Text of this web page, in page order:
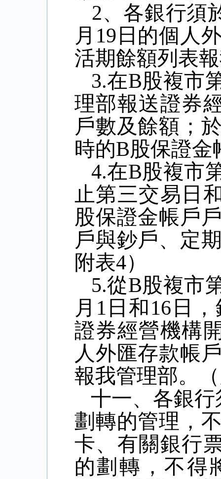
2、各銀行須
月 19 日的個人
活期餘額列表
3.在B股複市
理部報送證券
戶數及餘額；
時的B股保證金
4.在B股複市
止第三交易日
股保證金帳戶
戶與鈔戶、定
附表4）
5.從B股複市
月 1 日和16 日
證券經營機構
人外匯存款帳
報我管理部。
十一、各銀
劃轉的管理，
卡、有關銀行
的劃轉，不得